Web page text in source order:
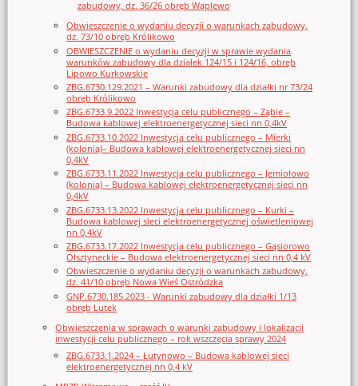
zabudowy, dz. 36/26 obręb Waplewo
Obwieszczenie o wydaniu decyzji o warunkach zabudowy,
dz. 73/10 obręb Królikowo
OBWIESZCZENIE o wydaniu decyzji w sprawie wydania
warunków zabudowy dla działek 124/15 i 124/16, obręb
Lipowo Kurkowskie
ZBG.6730.129.2021 – Warunki zabudowy dla działki nr 73/24
obręb Królikowo
ZBG.6733.9.2022 Inwestycja celu publicznego – Ząbie –
Budowa kablowej elektroenergetycznej sieci nn 0,4kV
ZBG.6733.10.2022 Inwestycja celu publicznego – Mierki
(kolonia)– Budowa kablowej elektroenergetycznej sieci nn
0,4kV
ZBG.6733.11.2022 Inwestycja celu publicznego – Jemiołowo
(kolonia) – Budowa kablowej elektroenergetycznej sieci nn
0,4kV
ZBG.6733.13.2022 Inwestycja celu publicznego – Kurki –
Budowa kablowej sieci elektroenergetycznej oświetleniowej
nn 0,4kV
ZBG.6733.17.2022 Inwestycja celu publicznego – Gąsiorowo
Olsztyneckie – Budowa elektroenergetycznej sieci nn 0,4 kV
Obwieszczenie o wydaniu decyzji o warunkach zabudowy,
dz. 41/10 obręb Nowa Wieś Ostródzka
GNP.6730.185.2023 - Warunki zabudowy dla działki 1/13
obręb Lutek
Obwieszczenia w sprawach o warunki zabudowy i lokalizacji
inwestycji celu publicznego – rok wszczęcia sprawy 2024
ZBG.6733.1.2024 – Łutynowo – Budowa kablowej sieci
elektroenergetycznej nn 0,4 kV